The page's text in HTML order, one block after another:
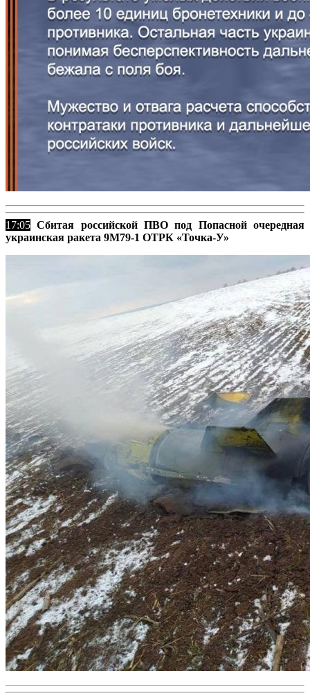
17:05 Сбитая российской ПВО под Попасной очередная
украинская ракета 9М79-1 ОТРК «Точка-У»